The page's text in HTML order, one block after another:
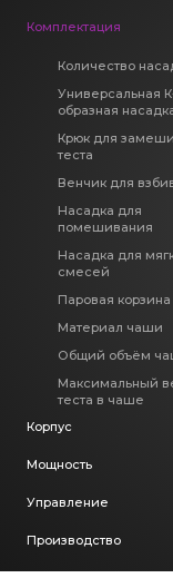
Комплектация
Количество
Универсальная
образная
Крюк для
теста
Венчик для
Насадка для
помешивания
Насадка для
смесей
Паровая корзина
Материал чаши
Общий объём
Максимальный
теста в чаше
Корпус
Габариты
Вес
Мощность
Максимальная
Максимальная
Управление
Тип управления
Количество
Производство